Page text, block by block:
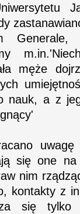
męże
nauk, a z
się one
nim
kontakty z
się tylko